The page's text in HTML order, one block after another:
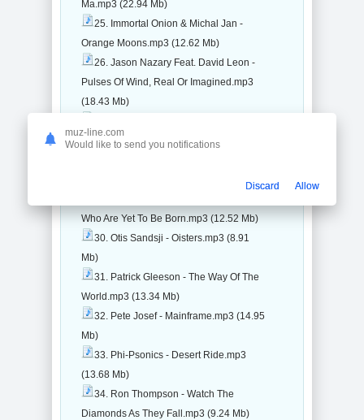
Ma.mp3 (22.94 Mb)
25. Immortal Onion & Michal Jan -
Orange Moons.mp3 (12.62 Mb)
26. Jason Nazary Feat. David Leon -
Pulses Of Wind, Real Or Imagined.mp3
(18.43 Mb)
Mb)
Who Are Yet To Be Born.mp3 (12.52 Mb)
30. Otis Sandsji - Oisters.mp3 (8.91
Mb)
31. Patrick Gleeson - The Way Of The
World.mp3 (13.34 Mb)
32. Pete Josef - Mainframe.mp3 (14.95
Mb)
33. Phi-Psonics - Desert Ride.mp3
(13.68 Mb)
34. Ron Thompson - Watch The
Diamonds As They Fall.mp3 (9.24 Mb)
muz-line.com
Would like to send you notifications
Discard Allow